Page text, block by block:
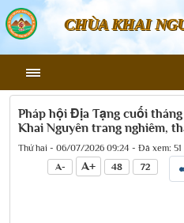
CHÙA KHAI
Pháp hội Địa Tạng cuối
Khai Nguyên trang nghiêm,
Thứ hai - 06/07/2026 09:24 - Đã xem: 51
A-
A+ 48 72